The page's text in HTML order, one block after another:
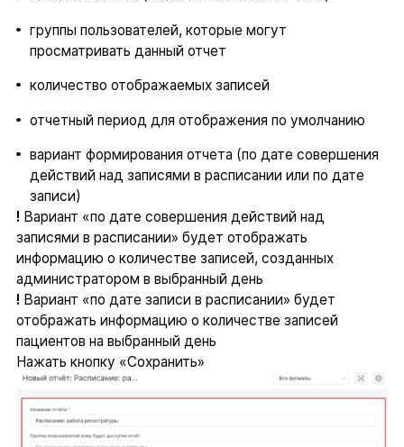
группы пользователей, которые могут
просматривать данный отчет
количество отображаемых записей
отчетный период для отображения по умолчанию
вариант формирования отчета (по дате совершения
действий над записями в расписании или по дате
записи)
! Вариант «по дате совершения действий над
записями в расписании» будет отображать
информацию о количестве записей, созданных
администратором в выбранный день
! Вариант «по дате записи в расписании» будет
отображать информацию о количестве записей
пациентов на выбранный день
Нажать кнопку «Сохранить»